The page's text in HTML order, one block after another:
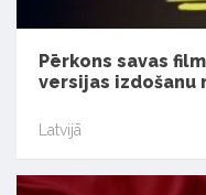
Pērkons savas
versijas izdošanu
Latvijā